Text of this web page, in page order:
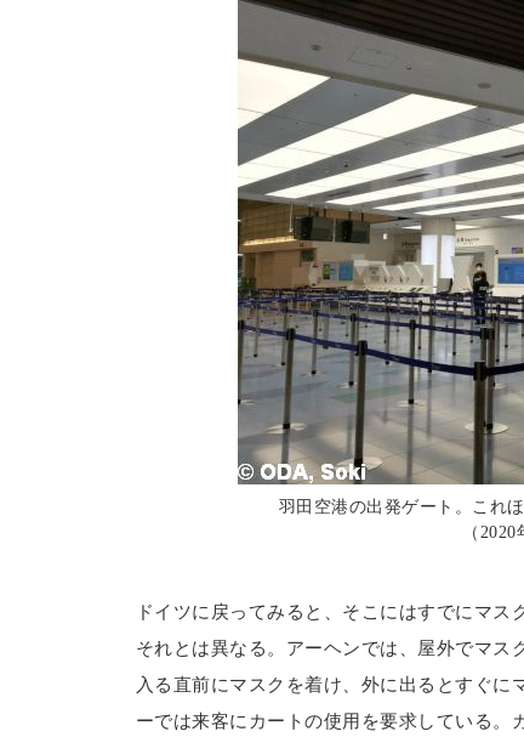
羽田空港の出発ゲート。これ
（
ドイツに戻ってみると、そこにはすでにマ
それとは異なる。アーヘンでは、屋外でマス
入る直前にマスクを着け、外に出るとすぐ
ーでは来客にカートの使用を要求している。